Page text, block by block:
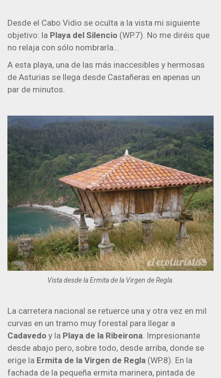
Desde el Cabo Vidio se oculta a la vista mi siguiente
objetivo: la Playa del Silencio (WP.7). No me diréis que
no relaja con sólo nombrarla…
A esta playa, una de las más inaccesibles y hermosas
de Asturias se llega desde Castañeras en apenas un
par de minutos.
Vista desde la Ermita de la Virgen de Regla.
La carretera nacional se retuerce una y otra vez en mil
curvas en un tramo muy forestal para llegar a
Cadavedo y la Playa de la Ribeirona . Impresionante
desde abajo pero, sobre todo, desde arriba, donde se
erige la Ermita de la Virgen de Regla (WP.8). En la
fachada de la pequeña ermita marinera, pintada de